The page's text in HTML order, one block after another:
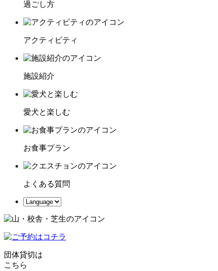
過ごし方
アクティビティ
施設紹介
愛犬と楽しむ
お食事プラン
よくある質問
団体貸切は
こちら